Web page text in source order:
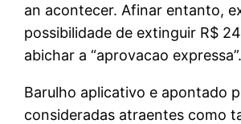
an acontecer. Afinar entanto,
possibilidade de extinguir R$
abichar a “aprovacao expressa”.
Barulho aplicativo e apontado
consideradas atraentes como